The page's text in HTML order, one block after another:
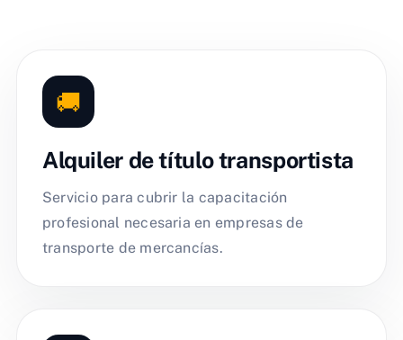
🚚
Alquiler de título transportista
Servicio para cubrir la capacitación
profesional necesaria en empresas de
transporte de mercancías.